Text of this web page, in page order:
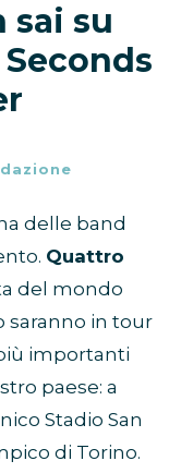
sai su
delle band
Quattro
del mondo
saranno in tour
importanti
paese: a
Stadio San
di Torino.